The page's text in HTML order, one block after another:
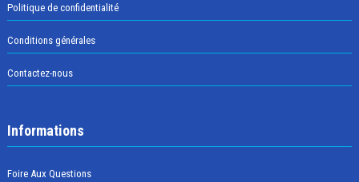
Politique de confidentialité
Conditions générales
Contactez-nous
Informations
Foire Aux Questions